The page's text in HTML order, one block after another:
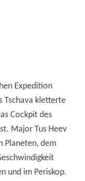
Expedition
Tschava kletterte
Cockpit des
Major Tus Heev
Planeten, dem
und im Periskop.